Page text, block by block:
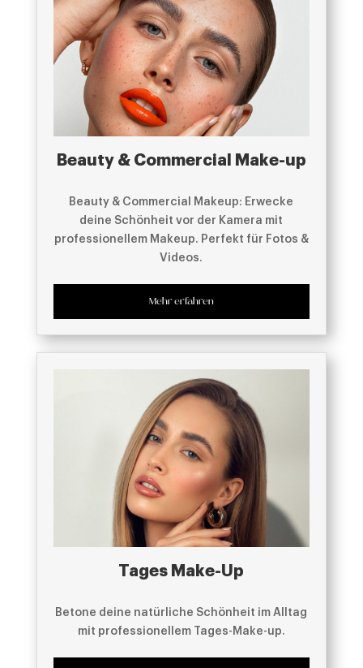
Beauty & Commercial Make-up
Beauty & Commercial Makeup: Erwecke
deine Schönheit vor der Kamera mit
professionellem Makeup. Perfekt für Fotos &
Videos.
Mehr erfahren
Tages Make-Up
Betone deine natürliche Schönheit im Alltag
mit professionellem Tages-Make-up.